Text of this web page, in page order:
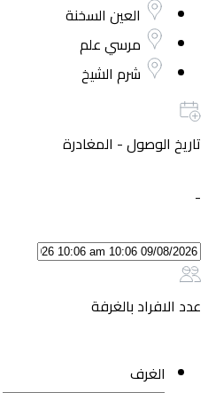
العين السخنة
مرسي علم
شرم الشيخ
تاريخ الوصول - المغادرة
-
عدد الافراد بالغرفة
الغرف